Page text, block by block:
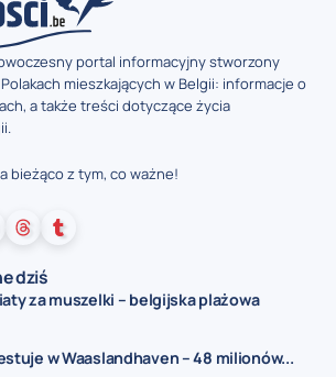
portal informacyjny stworzony
mieszkających w Belgii: informacje o
a także treści dotyczące życia
bieżąco z tym, co ważne!
dziś
za muszelki – belgijska plażowa
w Waaslandhaven – 48 milionów...